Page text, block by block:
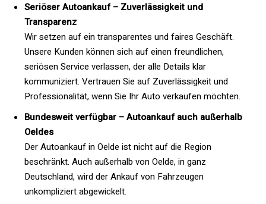
Seriöser Autoankauf – Zuverlässigkeit und
Transparenz
Wir setzen auf ein transparentes und faires Geschäft.
Unsere Kunden können sich auf einen freundlichen,
seriösen Service verlassen, der alle Details klar
kommuniziert. Vertrauen Sie auf Zuverlässigkeit und
Professionalität, wenn Sie Ihr Auto verkaufen möchten.
Bundesweit verfügbar – Autoankauf auch außerhalb
Oeldes
Der Autoankauf in Oelde ist nicht auf die Region
beschränkt. Auch außerhalb von Oelde, in ganz
Deutschland, wird der Ankauf von Fahrzeugen
unkompliziert abgewickelt.